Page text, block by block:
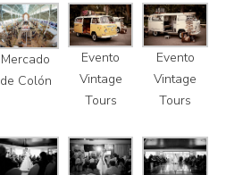
Mercado
de Colón
Evento
Vintage
Tours
Evento
Vintage
Tours